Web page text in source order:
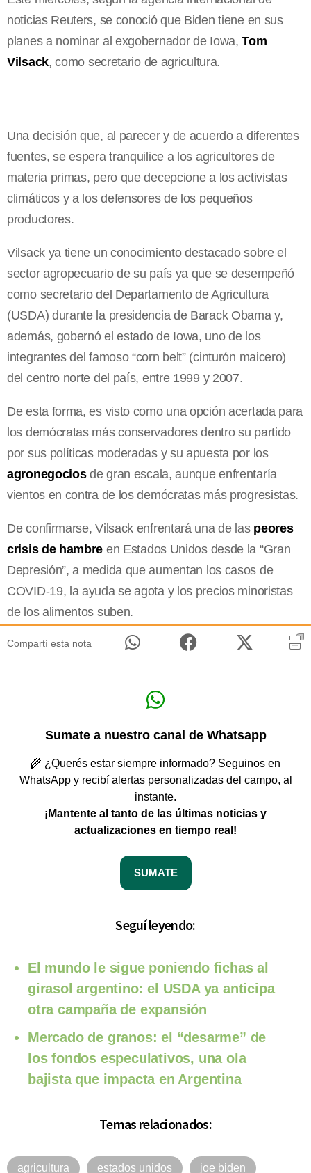
noticias Reuters, se conoció que Biden tiene en sus
planes a nominar al exgobernador de Iowa,Tom
Vilsack, como secretario de agricultura.
Una decisión que, al parecer y de acuerdo a diferentes
fuentes, se espera tranquilice a los agricultores de
materia primas, pero que decepcione a los activistas
climáticos y a los defensores de los pequeños
productores.
Vilsack ya tiene un conocimiento destacado sobre el
sector agropecuario de su país ya que se desempeñó
como secretario del Departamento de Agricultura
(USDA) durante la presidencia de Barack Obama y,
además, gobernó el estado de Iowa, uno de los
integrantes del famoso “corn belt” (cinturón maicero)
del centro norte del país, entre 1999 y 2007.
De esta forma, es visto como una opción acertada para
los demócratas más conservadores dentro su partido
por sus políticas moderadas y su apuesta por los
agronegociosde gran escala, aunque enfrentaría
vientos en contra de los demócratas más progresistas.
De confirmarse, Vilsack enfrentará una de las peores
crisis de hambre en Estados Unidos desde la “Gran
Depresión”, a medida que aumentan los casos de
COVID-19, la ayuda se agota y los precios minoristas
de los alimentos suben.
Compartí esta nota
Sumate a nuestro canal de Whatsapp
🌾 ¿Querés estar siempre informado? Seguinos en
WhatsApp y recibí alertas personalizadas del campo, al
instante.
¡Mantente al tanto de las últimas noticias y
actualizaciones en tiempo real!
SUMATE
Seguí leyendo:
El mundo le sigue poniendo fichas al
girasol argentino: el USDA ya anticipa
otra campaña de expansión
Mercado de granos: el “desarme” de
los fondos especulativos, una ola
bajista que impacta en Argentina
Temas relacionados:
agricultura estados unidos joe biden